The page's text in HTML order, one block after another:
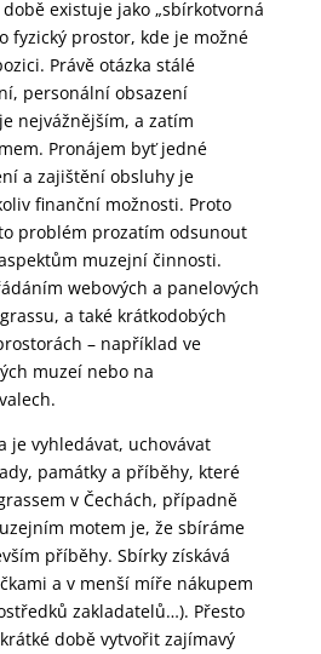
existuje jako „sbírkotvorná
fyzický prostor, kde je možné
Právě otázka stálé
personální obsazení
nejvážnějším, a zatím
Pronájem byť jedné
a zajištění obsluhy je
finanční možnosti. Proto
problém prozatím odsunout
muzejní činnosti.
webových a panelových
a také krátkodobých
– například ve
muzeí nebo na
je vyhledávat, uchovávat
památky a příběhy, které
v Čechách, případně
motem je, že sbíráme
příběhy. Sbírky získává
a v menší míře nákupem
zakladatelů…). Přesto
době vytvořit zajímavý